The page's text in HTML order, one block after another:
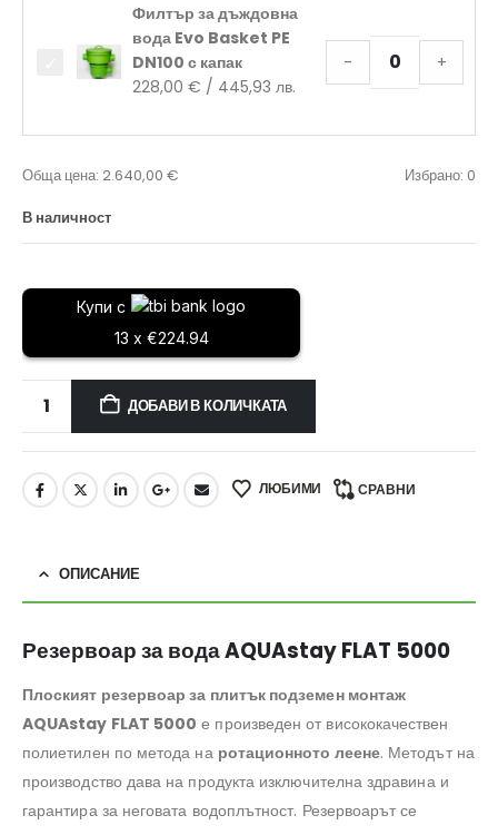
Филтър за дъждовна
вода Evo Basket PE
DN100 с капак
228,00 € / 445,93 лв.
- +
Обща цена: 2.640,00 € Избрано: 0
В наличност
Купи с
13 x €224.94
ДОБАВИ В КОЛИЧКАТА
ЛЮБИМИ СРАВНИ
ОПИСАНИЕ
Резервоар за вода AQUAstay FLAT 5000
Плоският резервоар за плитък подземен монтаж
AQUAstay FLAT 5000 е произведен от висококачествен
полиетилен по метода на ротационното леене. Методът на
производство дава на продукта изключителна здравина и
гарантира за неговата водоплътност. Резервоарът се